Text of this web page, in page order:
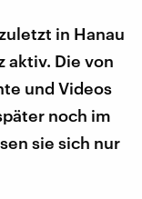
in Hanau
aktiv. Die von
und Videos
noch im
sie sich nur